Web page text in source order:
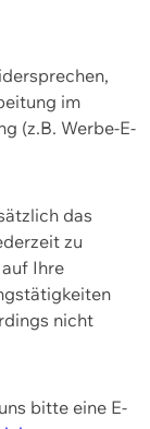
im
(z.B. Werbe-E-
das
zu
Ihre
nicht
bitte eine E-